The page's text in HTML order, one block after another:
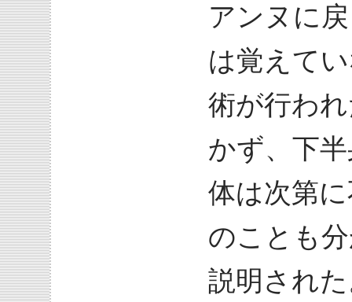
アンヌに
は覚えて
術が行わ
かず、下
体は次第
のことも
説明され